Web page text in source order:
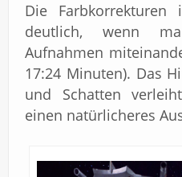
Die
deutlich, wenn
Aufnahmen
17:24 Minuten). Das
und Schatten
einen natürlicheres